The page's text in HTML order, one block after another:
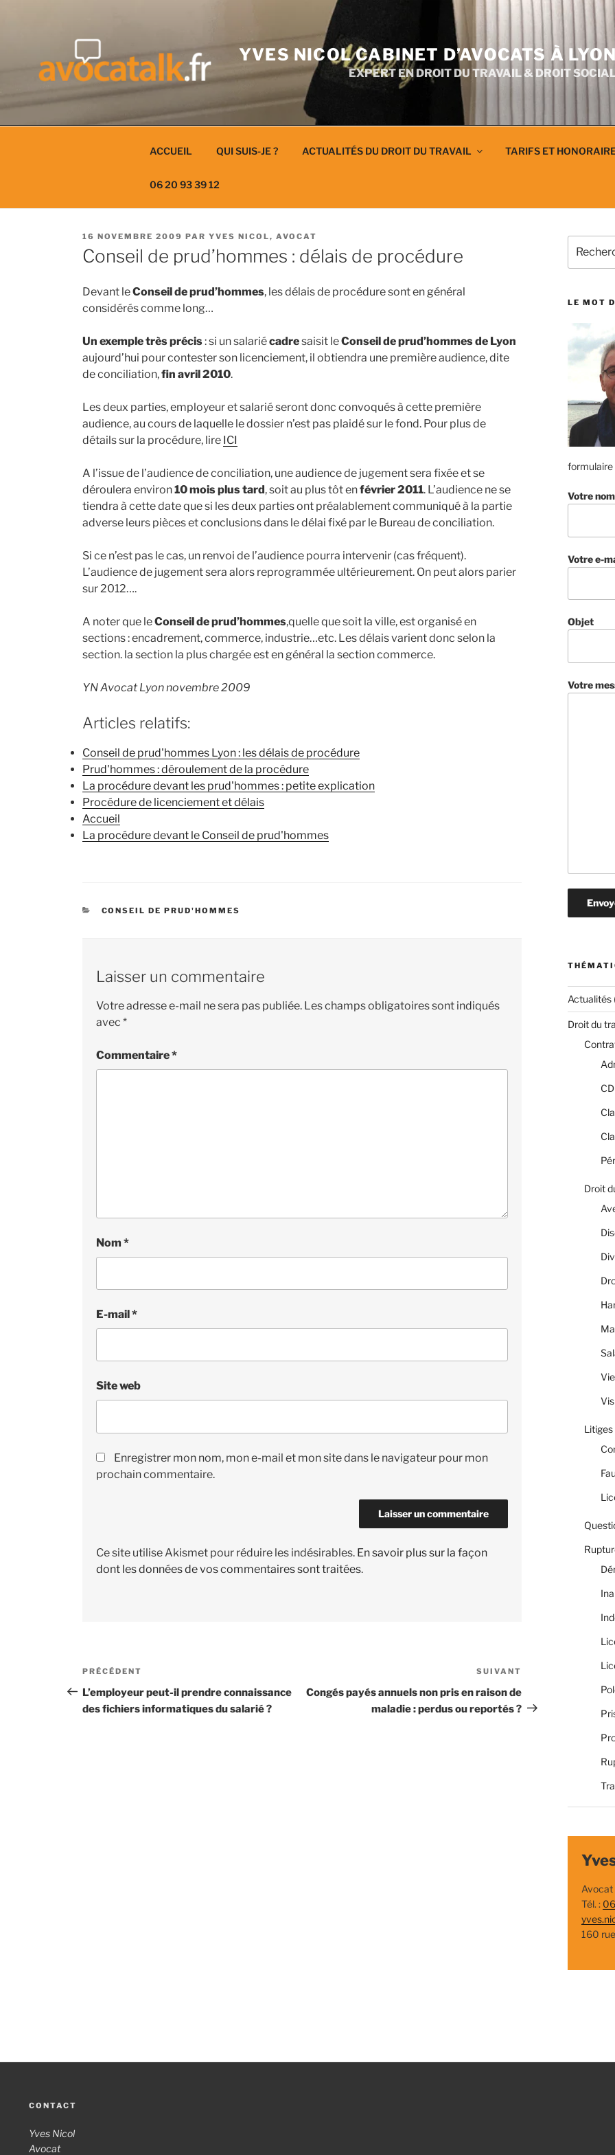
YVES NICOL CABINET D’AVOCATS À
EXPERT EN DROIT DU TRAVAIL & DROIT
ACCUEIL QUI SUIS-JE ? ACTUALITÉS DU DROIT DU TRAVAIL TARIFS ET
06 20 93 39 12
PUBLIÉ
LE
16 NOVEMBRE 2009 PAR YVES NICOL, AVOCAT
Conseil de prud’hommes : délais de procédure
Devant leConseil de prud’hommes, les délais de procédure sont en général
considérés comme long…
Un exemple très précis: si un salariécadresaisit leConseil de prud’hommes de Lyon
aujourd’hui pour contester son licenciement, il obtiendra une première audience, dite
de conciliation,fin avril 2010.
Les deux parties, employeur et salarié seront donc convoqués à cette première
audience, au cours de laquelle le dossier n’est pas plaidé sur le fond. Pour plus de
détails sur la procédure, lire ICI
A l’issue de l’audience de conciliation, une audience de jugement sera fixée et se
déroulera environ10 mois plus tard, soit au plus tôt enfévrier 2011. L’audience ne se
tiendra à cette date que si les deux parties ont préalablement communiqué à la partie
adverse leurs pièces et conclusions dans le délai fixé par le Bureau de conciliation.
Si ce n’est pas le cas, un renvoi de l’audience pourra intervenir (cas fréquent).
L’audience de jugement sera alors reprogrammée ultérieurement. On peut alors parier
sur 2012….
A noter que leConseil de prud’hommes,quelle que soit la ville, est organisé en
sections : encadrement, commerce, industrie…etc. Les délais varient donc selon la
section. la section la plus chargée est en général la section commerce.
YN Avocat Lyon novembre 2009
Articles relatifs:
Conseil de prud'hommes Lyon : les délais de procédure
Prud'hommes : déroulement de la procédure
La procédure devant les prud'hommes : petite explication
Procédure de licenciement et délais
Accueil
La procédure devant le Conseil de prud'hommes
CATÉGORIES
CONSEIL DE PRUD'HOMMES
Laisser un commentaire
Votre adresse e-mail ne sera pas publiée. Les champs obligatoires sont indiqués
avec *
Commentaire*
Nom *
E-mail*
Site web
Enregistrer mon nom, mon e-mail et mon site dans le navigateur pour mon
prochain commentaire.
Ce site utilise Akismet pour réduire les indésirables. En savoir plus sur la façon
dont les données de vos commentaires sont traitées.
Navigation
de
l’article
Article
précédent
PRÉCÉDENT
L’employeur peut-il prendre connaissance
des fichiers informatiques du salarié ?
SUIVANT
Congés payés annuels non pris en raison de
maladie : perdus ou reportés ?
pour
LE MOT
formulaire
Votre nom
Votre e-
Objet
Votre
Actualités
Droit du
Droit
Litiges
Avocat
Tél. :
160
CONTACT
Yves Nicol
Avocat